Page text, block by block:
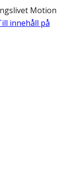
Motion
innehåll på